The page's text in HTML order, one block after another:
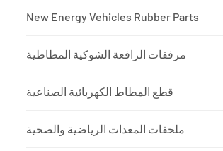
New Energy Vehicles Rubber Parts
مرفقات الرافعة الشوكية المطاطية
قطع المطاط الكهربائية الصناعية
ملحقات المعدات الرياضية والصحية